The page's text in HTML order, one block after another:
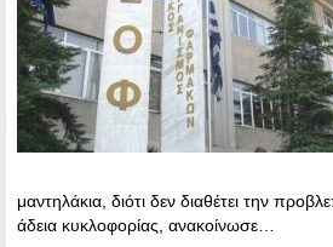
μαντηλάκια, διότι δεν διαθέτει την
άδεια κυκλοφορίας, ανακοίνωσε…